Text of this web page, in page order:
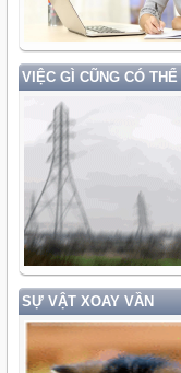
VIỆC GÌ CŨNG CÓ THỂ
SỰ VẬT XOAY VẦN